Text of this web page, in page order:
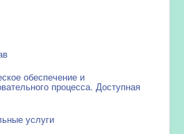
обеспечение и
процесса. Доступная
услуги